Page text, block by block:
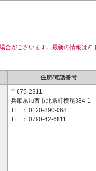
合がございます。最新の情報は
住所/電話番号
〒675-2311
兵庫県加西市北条町横尾384-1
TEL： 0120-890-068
TEL： 0790-42-6811